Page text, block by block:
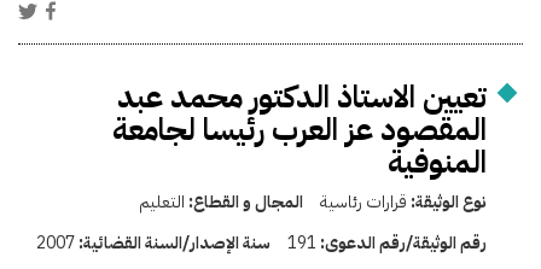
تعيين الاستاذ الدكتور محمد عبد
المقصود عز العرب رئيسا لجامعة
المنوفية
نوع الوثيقة: قرارات رئاسية المجال و القطاع: التعليم
رقم الوثيقة/رقم الدعوى: 191 سنة الإصدار/السنة القضائية:2007